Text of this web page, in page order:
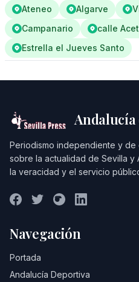
Ateneo
Algarve
Campanario
calle
Estrella el Jueves Santo
Periodismo independiente y de
sobre la actualidad de Sevilla y
la veracidad y el servicio
Navegación
Portada
Andalucía Deportiva